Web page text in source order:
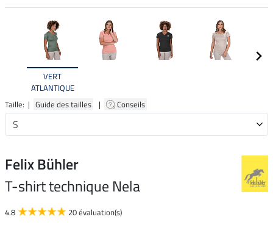
VERT
ATLANTIQUE
Taille: | Guide des tailles | Conseils
Felix Bühler
T-shirt technique Nela
4.8 20 évaluation(s)